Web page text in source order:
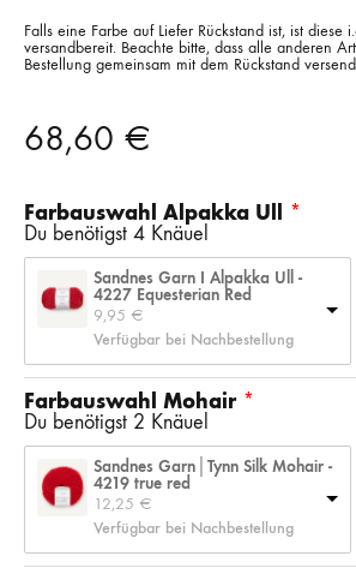
Falls eine Farbe auf Liefer Rückstand ist, ist diese
versandbereit. Beachte bitte, dass alle anderen
Bestellung gemeinsam mit dem Rückstand
68,60 €
Farbauswahl Alpakka Ull
Du benötigst 4 Knäuel
Sandnes Garn I Alpakka Ull -
4227 Equesterian Red
9,95 €
Verfügbar bei Nachbestellung
Farbauswahl Mohair
Du benötigst 2 Knäuel
Sandnes Garn│Tynn Silk Mohair -
4219 true red
12,25 €
Verfügbar bei Nachbestellung